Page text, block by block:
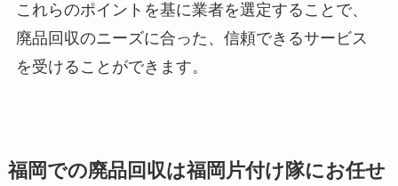
これらのポイントを基に業者を選定することで、
廃品回収のニーズに合った、信頼できるサービス
を受けることができます。
福岡での廃品回収は福岡片付け隊にお任せ